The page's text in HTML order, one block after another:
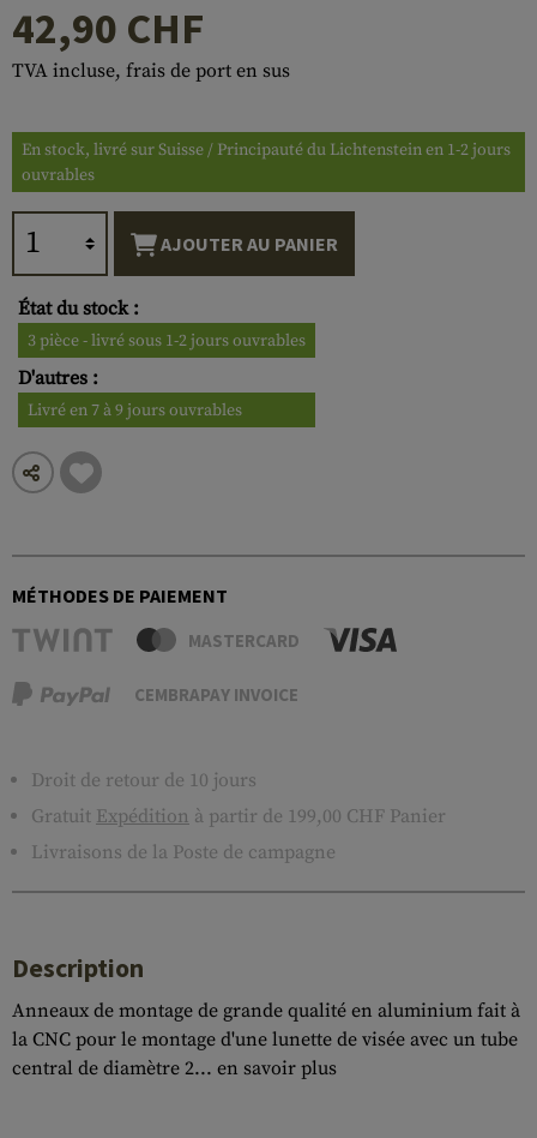
42,90 CHF
TVA incluse, frais de port en sus
En stock, livré sur Suisse / Principauté du Lichtenstein en 1-2 jours
ouvrables
AJOUTER AU PANIER
État du stock :
3 pièce - livré sous 1-2 jours ouvrables
D'autres :
Livré en 7 à 9 jours ouvrables
MÉTHODES DE PAIEMENT
MASTERCARD
CEMBRAPAY INVOICE
Droit de retour de 10 jours
Gratuit Expédition à partir de 199,00 CHF Panier
Livraisons de la Poste de campagne
Description
Anneaux de montage de grande qualité en aluminium fait à
la CNC pour le montage d'une lunette de visée avec un tube
central de diamètre 2... en savoir plus